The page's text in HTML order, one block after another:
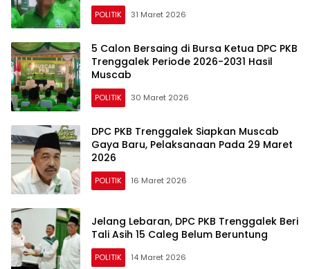
POLITIK 31 Maret 2026
5 Calon Bersaing di Bursa Ketua DPC PKB
Trenggalek Periode 2026-2031 Hasil
Muscab
POLITIK 30 Maret 2026
DPC PKB Trenggalek Siapkan Muscab
Gaya Baru, Pelaksanaan Pada 29 Maret
2026
POLITIK 16 Maret 2026
Jelang Lebaran, DPC PKB Trenggalek Beri
Tali Asih 15 Caleg Belum Beruntung
POLITIK 14 Maret 2026